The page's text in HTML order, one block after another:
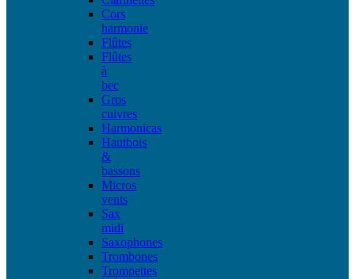
Cors
harmonie
Flûtes
Flûtes
à
bec
Gros
cuivres
Harmonicas
Hautbois
&
bassons
Micros
vents
Sax
midi
Saxophones
Trombones
Trompettes